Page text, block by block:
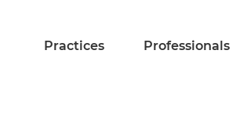
Practices Professionals